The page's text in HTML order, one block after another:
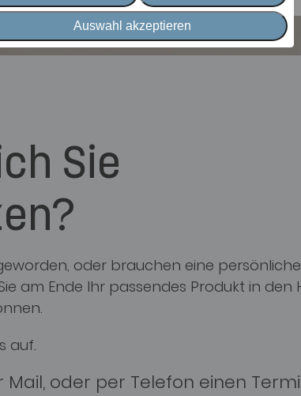
Auswahl akzeptieren
Sie
oder brauchen eine
am Ende Ihr passendes Produkt in
auf.
oder per Telefon einen